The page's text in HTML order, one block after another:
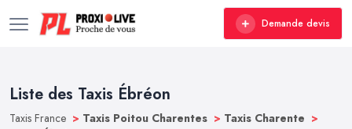
Demande devis
Liste des Taxis Ébréon
Taxis France > Taxis Poitou Charentes > Taxis Charente >